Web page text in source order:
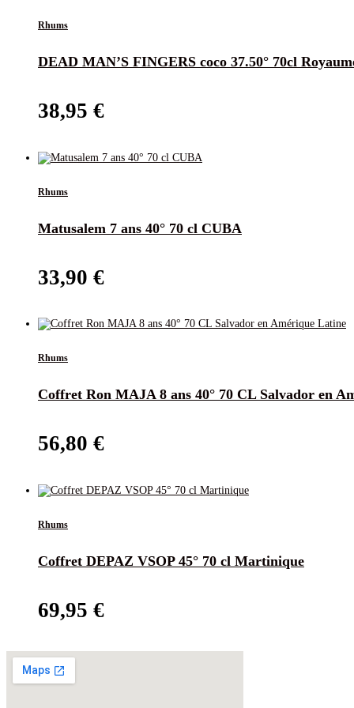
Rhums
DEAD MAN’S FINGERS coco 37.50° 70cl
38,95 €
Rhums
Matusalem 7 ans 40° 70 cl CUBA
33,90 €
Rhums
Coffret Ron MAJA 8 ans 40° 70 CL Salvador en
56,80 €
Rhums
Coffret DEPAZ VSOP 45° 70 cl Martinique
69,95 €